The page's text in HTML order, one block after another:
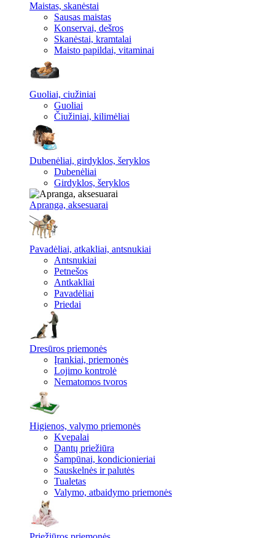
Maistas, skanėstai
Sausas maistas
Konservai, dešros
Skanėstai, kramtalai
Maisto papildai, vitaminai
Guoliai, ciužiniai
Guoliai
Čiužiniai, kilimėliai
Dubenėliai, girdyklos, šeryklos
Dubenėliai
Girdyklos, šeryklos
Apranga, aksesuarai
Pavadėliai, atkakliai, antsnukiai
Antsnukiai
Petnešos
Antkakliai
Pavadėliai
Priedai
Dresūros priemonės
Įrankiai, priemonės
Lojimo kontrolė
Nematomos tvoros
Higienos, valymo priemonės
Kvepalai
Dantų priežiūra
Šampūnai, kondicionieriai
Sauskelnės ir palutės
Tualetas
Valymo, atbaidymo priemonės